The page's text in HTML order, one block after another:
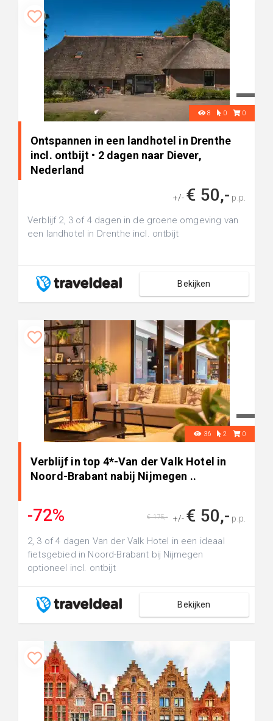
8 0 0
Ontspannen in een landhotel in Drenthe
incl. ontbijt • 2 dagen naar Diever,
Nederland
+/- € 50,- p.p.
Verblijf 2, 3 of 4 dagen in de groene omgeving van
een landhotel in Drenthe incl. ontbijt
Bekijken
36 2 0
Verblijf in top 4*-Van der Valk Hotel in
Noord-Brabant nabij Nijmegen ..
-72% +/- € 50,- p.p.
€ 175,-
2, 3 of 4 dagen Van der Valk Hotel in een ideaal
fietsgebied in Noord-Brabant bij Nijmegen
optioneel incl. ontbijt
Bekijken